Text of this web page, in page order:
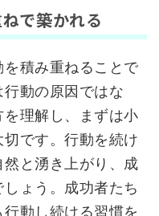
で築かれる
積み重ねることで
動の原因ではな
理解し、まずは小
です。行動を続け
と湧き上がり、成
ょう。成功者たち
動し続ける習慣を